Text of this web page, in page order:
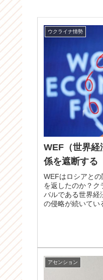
ウクライナ情勢
WEF（世界経
係を遮断する
WEFはロシアと
を返したのか？ク
バルである世界経
の侵略が続いてい
アセンション